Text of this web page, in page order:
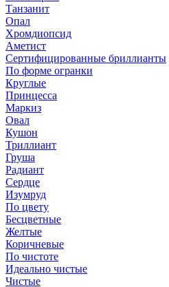
Танзанит
Опал
Хромдиопсид
Аметист
Сертифицированные бриллианты
По форме огранки
Круглые
Принцесса
Маркиз
Овал
Кушон
Триллиант
Груша
Радиант
Сердце
Изумруд
По цвету
Бесцветные
Желтые
Коричневые
По чистоте
Идеально чистые
Чистые